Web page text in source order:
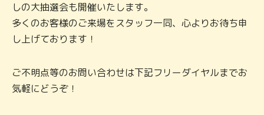
しの大抽選会も開催いたします。
多くのお客様のご来場をスタッフ一同、心よりお待ち申
し上げております！
ご不明点等のお問い合わせは下記フリーダイヤルまでお
気軽にどうぞ！